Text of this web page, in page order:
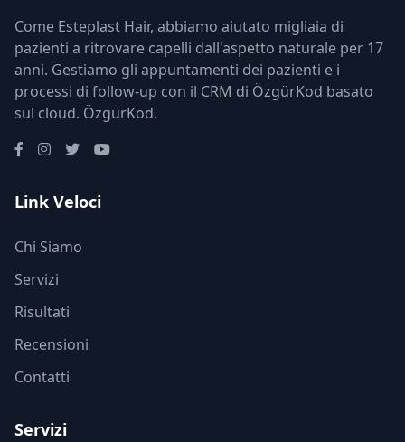
Come Esteplast Hair, abbiamo aiutato migliaia di
pazienti a ritrovare capelli dall'aspetto naturale per 17
anni. Gestiamo gli appuntamenti dei pazienti e i
processi di follow-up con il CRM di ÖzgürKod basato
sul cloud. ÖzgürKod.
Link Veloci
Chi Siamo
Servizi
Risultati
Recensioni
Contatti
Servizi